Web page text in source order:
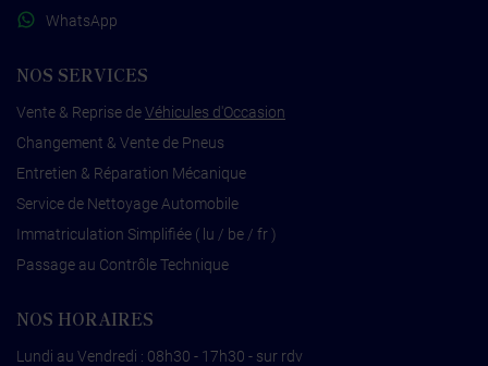
WhatsApp
NOS SERVICES
Vente & Reprise deVéhicules d'Occasion
Changement & Vente de Pneus
Entretien & Réparation Mécanique
Service de Nettoyage Automobile
Immatriculation Simplifiée ( lu / be / fr )
Passage au Contrôle Technique
NOS HORAIRES
Lundi au Vendredi : 08h30 - 17h30 - sur rdv